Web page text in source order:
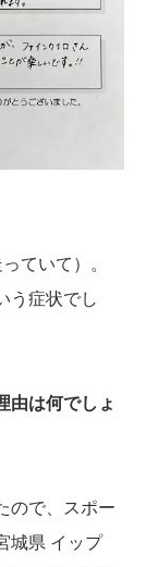
ていて）。
う症状でし
由は何でしょ
ので、スポー
城県 イップ